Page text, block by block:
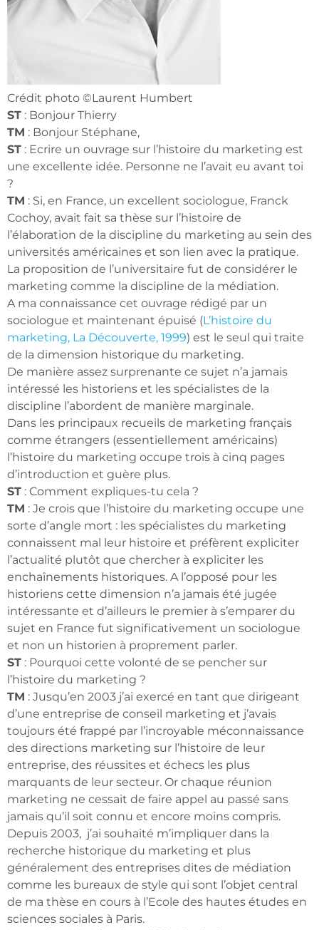
Crédit photo ©Laurent Humbert
ST : Bonjour Thierry
TM : Bonjour Stéphane,
ST : Ecrire un ouvrage sur l’histoire du marketing est
une excellente idée. Personne ne l’avait eu avant toi
?
TM : Si, en France, un excellent sociologue, Franck
Cochoy, avait fait sa thèse sur l’histoire de
l’élaboration de la discipline du marketing au sein des
universités américaines et son lien avec la pratique.
La proposition de l’universitaire fut de considérer le
marketing comme la discipline de la médiation.
A ma connaissance cet ouvrage rédigé par un
sociologue et maintenant épuisé (L’histoire du
marketing, La Découverte, 1999) est le seul qui traite
de la dimension historique du marketing.
De manière assez surprenante ce sujet n’a jamais
intéressé les historiens et les spécialistes de la
discipline l’abordent de manière marginale.
Dans les principaux recueils de marketing français
comme étrangers (essentiellement américains)
l’histoire du marketing occupe trois à cinq pages
d’introduction et guère plus.
ST : Comment expliques-tu cela ?
TM : Je crois que l’histoire du marketing occupe une
sorte d’angle mort : les spécialistes du marketing
connaissent mal leur histoire et préfèrent expliciter
l’actualité plutôt que chercher à expliciter les
enchaînements historiques. A l’opposé pour les
historiens cette dimension n’a jamais été jugée
intéressante et d’ailleurs le premier à s’emparer du
sujet en France fut significativement un sociologue
et non un historien à proprement parler.
ST : Pourquoi cette volonté de se pencher sur
l’histoire du marketing ?
TM : Jusqu’en 2003 j’ai exercé en tant que dirigeant
d’une entreprise de conseil marketing et j’avais
toujours été frappé par l’incroyable méconnaissance
des directions marketing sur l’histoire de leur
entreprise, des réussites et échecs les plus
marquants de leur secteur. Or chaque réunion
marketing ne cessait de faire appel au passé sans
jamais qu’il soit connu et encore moins compris.
Depuis 2003, j’ai souhaité m’impliquer dans la
recherche historique du marketing et plus
généralement des entreprises dites de médiation
comme les bureaux de style qui sont l’objet central
de ma thèse en cours à l’Ecole des hautes études en
sciences sociales à Paris.